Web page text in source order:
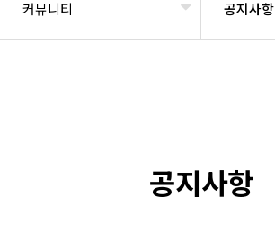
커뮤니티 공지사항
공지사항